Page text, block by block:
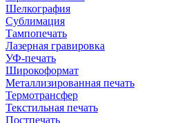
Шелкография
Сублимация
Тампопечать
Лазерная гравировка
УФ-печать
Широкоформат
Металлизированная печать
Термотрансфер
Текстильная печать
Постпечать